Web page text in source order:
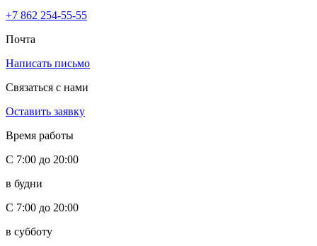
+7 862 254-55-55
Почта
Написать письмо
Связаться с нами
Оставить заявку
Время работы
С 7:00 до 20:00
в будни
С 7:00 до 20:00
в субботу